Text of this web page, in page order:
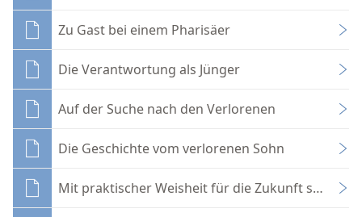
Zu Gast bei einem Pharisäer
Die Verantwortung als Jünger
Auf der Suche nach den Verlorenen
Die Geschichte vom verlorenen Sohn
Mit praktischer Weisheit für die Zukunft sorgen